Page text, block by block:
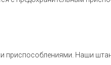
приспособлениями. Наши